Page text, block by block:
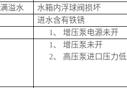
溢水
水箱内浮球阀损坏
进水含有铁锈
1、 增压泵电源未开
1、 增压泵未开
2、 高压泵进口压力低